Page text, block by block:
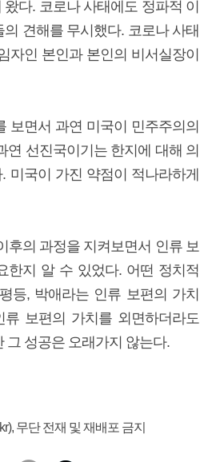
다. 코로나 사태에도 정파적 이
견해를 무시했다. 코로나 사태
자인 본인과 본인의 비서실장이
보면서 과연 미국이 민주주의의
연 선진국이기는 한지에 대해 의
미국이 가진 약점이 적나라하게
후의 과정을 지켜보면서 인류 보
한지 알 수 있었다. 어떤 정치적
등, 박애라는 인류 보편의 가치
보편의 가치를 외면하더라도
그 성공은 오래가지 않는다.
무단 전재 및 재배포 금지